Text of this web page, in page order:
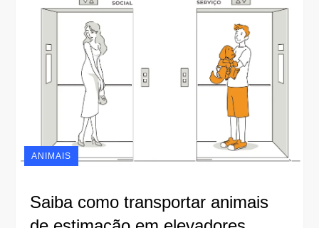
ANIMAIS
Saiba como transportar animais